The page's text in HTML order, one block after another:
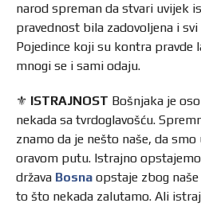
narod spreman da stvari uvijek
pravednost bila zadovoljena i
Pojedince koji su kontra pravde
mnogi se i sami odaju.
⚜️ ISTRAJNOST Bošnjaka je
nekada sa tvrdoglavošću.
znamo da je nešto naše, da
oravom putu. Istrajno
država Bosnaopstaje zbog
to što nekada zalutamo. Ali